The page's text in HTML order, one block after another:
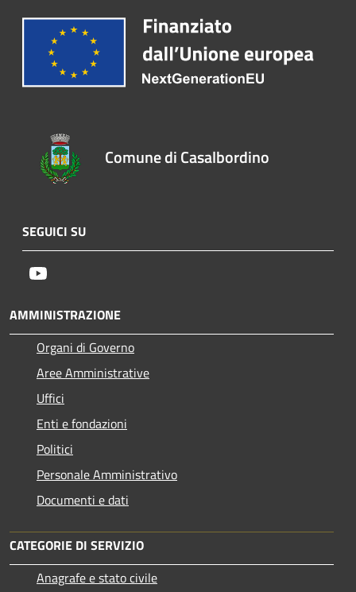
Comune di Casalbordino
SEGUICI SU
AMMINISTRAZIONE
Organi di Governo
Aree Amministrative
Uffici
Enti e fondazioni
Politici
Personale Amministrativo
Documenti e dati
CATEGORIE DI SERVIZIO
Anagrafe e stato civile